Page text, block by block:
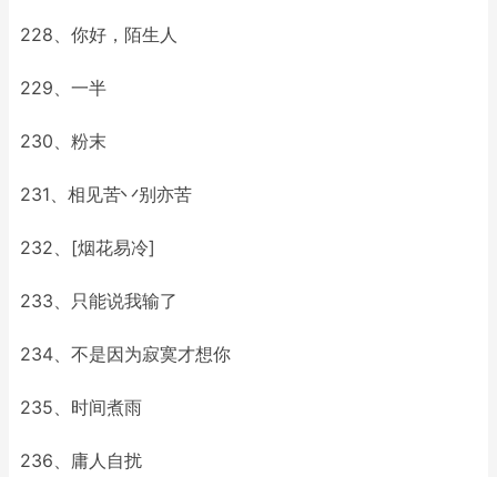
228、你好，陌生人
229、一半
230、粉末
231、相见苦丷别亦苦
232、[烟花易冷]
233、只能说我输了
234、不是因为寂寞才想你
235、时间煮雨
236、庸人自扰